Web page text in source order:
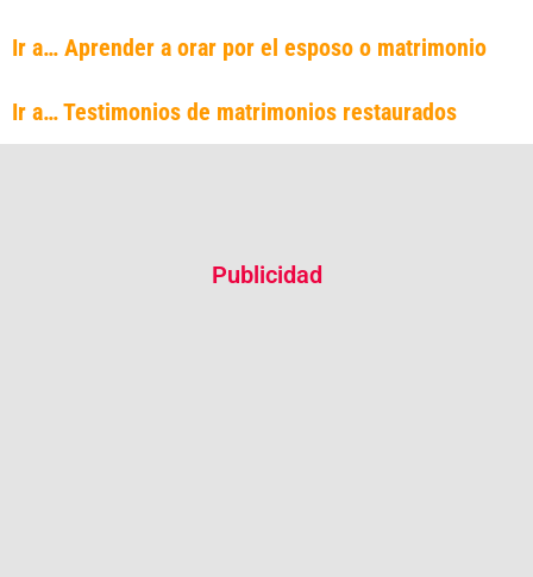
Ir a… Aprender a orar por el esposo o matrimonio
Ir a… Testimonios de matrimonios restaurados
Publicidad